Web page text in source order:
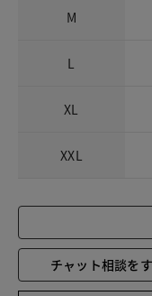
M
L
XL
XXL
チャット相談を